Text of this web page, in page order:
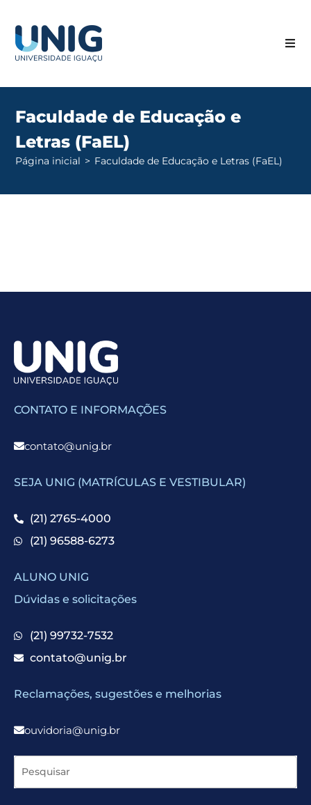
Faculdade de Educação e
Letras (FaEL)
Página inicial > Faculdade de Educação e Letras (FaEL)
CONTATO E INFORMAÇÕES
contato@unig.br
SEJA UNIG (MATRÍCULAS E VESTIBULAR)
(21) 2765-4000
(21) 96588-6273
ALUNO UNIG
Dúvidas e solicitações
(21) 99732-7532
contato@unig.br
Reclamações, sugestões e melhorias
ouvidoria@unig.br